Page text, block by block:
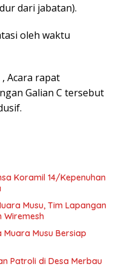
dari jabatan).
oleh waktu
Acara rapat
Galian C tersebut
Koramil 14/Kepenuhan
Musu, Tim Lapangan
Wiremesh
Musu Bersiap
Patroli di Desa Merbau